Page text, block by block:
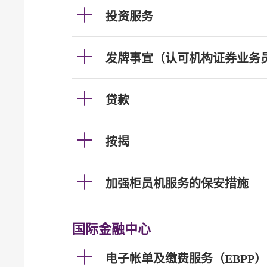
投资服务
发牌事宜（认可机构证券业务
贷款
按揭
加强柜员机服务的保安措施
国际金融中心
电子帐单及缴费服务（EBPP）